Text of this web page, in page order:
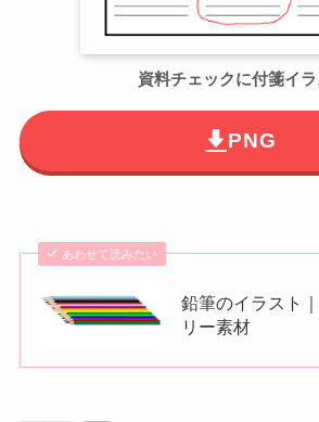
資料チェックに付箋イラ
PNG
あわせて読みたい
鉛筆のイラスト
リー素材